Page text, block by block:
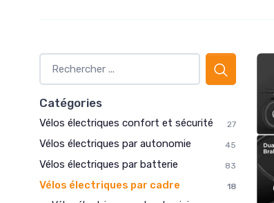
Catégories
Vélos électriques confort et sécurité 27
Vélos électriques par autonomie 45
Vélos électriques par batterie 83
Vélos électriques par cadre 18